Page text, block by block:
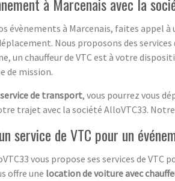
évènements à Marcenais, faites appel
Nous proposons des
un chauffeur de VTC est à votre
de mission.
service de transport, vous pourrez vous
trajet avec la société AlloVTC33.
service de VTC pour un
vous propose ses services de VTC
offre une location de voiture avec